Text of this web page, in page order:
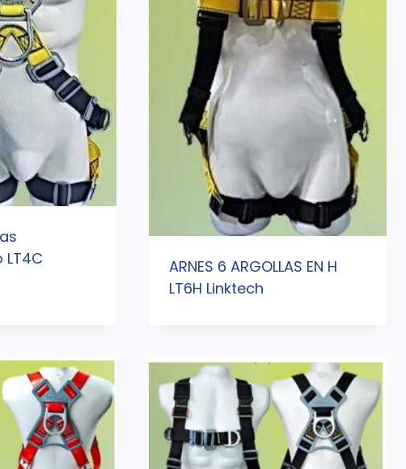
ARNES 6 ARGOLLAS EN H
LT6H Linktech